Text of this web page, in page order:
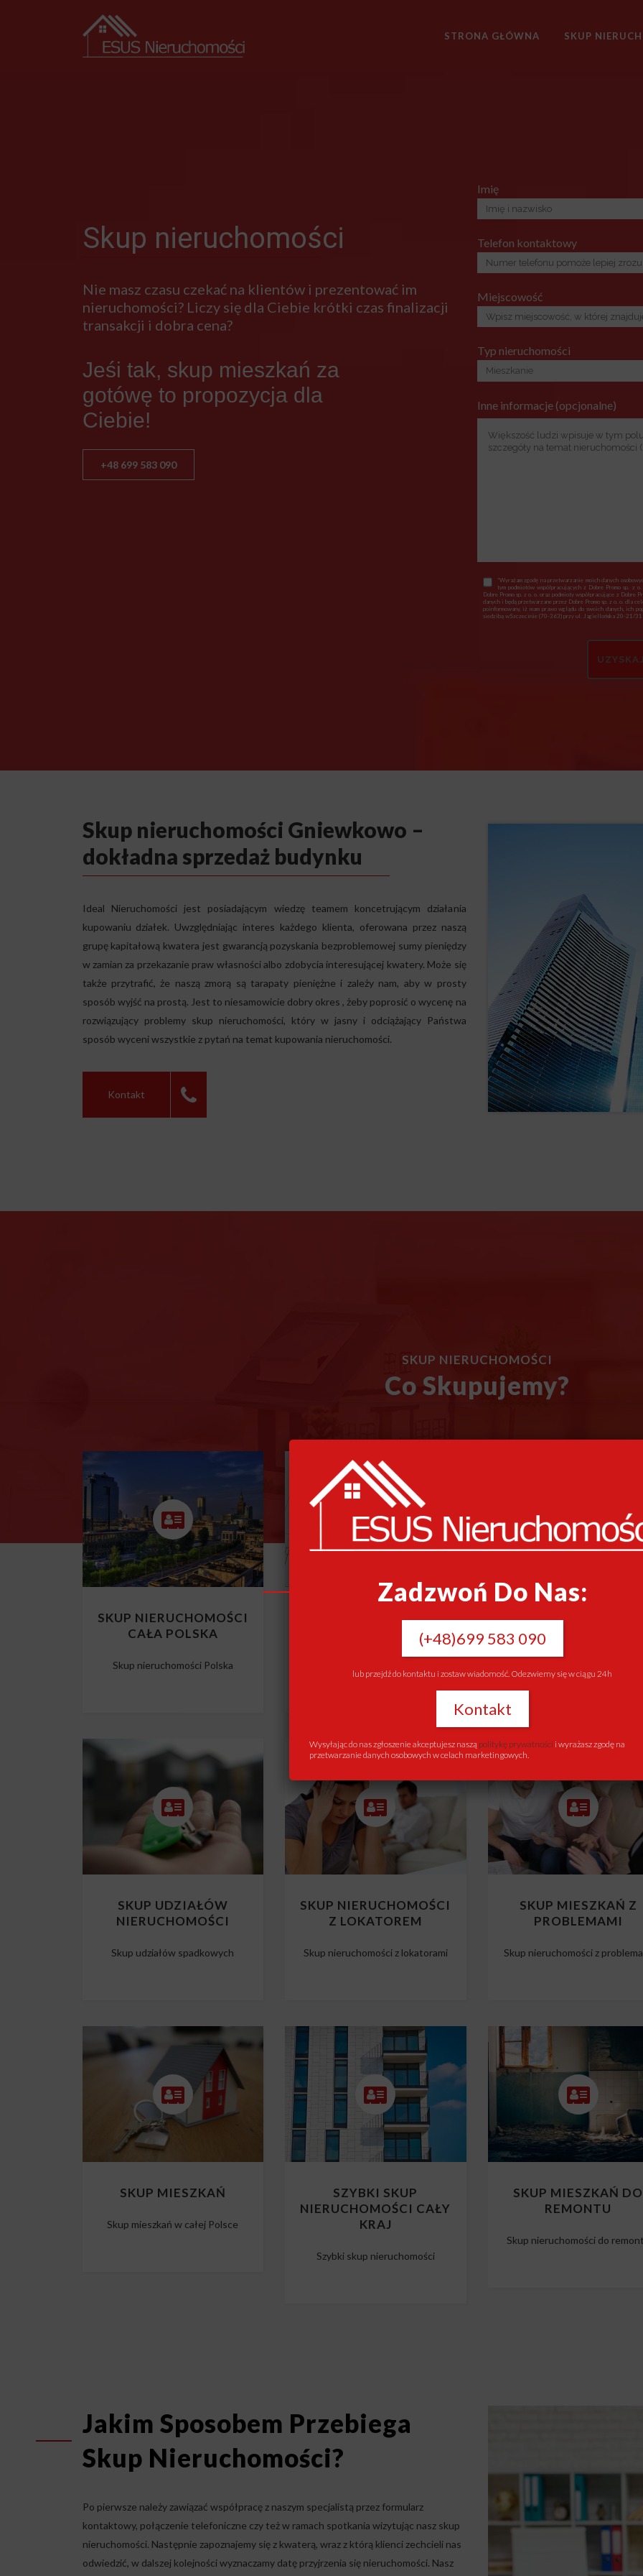
STRONA GŁÓWNA SKUP
Skup nieruchomości
Nie masz czasu czekać na klientów i prezentować im
nieruchomości? Liczy się dla Ciebie krótki czas finalizacji
transakcji i dobra cena?
Jeśi tak, skup mieszkań za
gotówę to propozycja dla
Ciebie!
+48 699 583 090
Imię
Telefon kontaktowy
Miejscowość
Typ nieruchomości
Inne informacje (opcjonalne)
*Wyrażam zgodę na przetwarzanie moich danych
tym podmiotów współpracujących z Dobre Promo sp. z
Dobre Promo sp. z o. o. oraz podmioty współpracujące z Dobre
danych i będą przetwarzane przez Dobre Promo sp. z o. o. dla
poinformowany, iż mam prawo wglądu do swoich danych, ich
siedzibą wSzczecinie (70-363) przy ul. Jagiellońska 20-21/
Skup nieruchomości Gniewkowo –
dokładna sprzedaż budynku
Ideal Nieruchomości jest posiadającym wiedzę teamem koncetrującym działania
kupowaniu działek. Uwzględniając interes każdego klienta, oferowana przez naszą
grupę kapitałową kwatera jest gwarancją pozyskania bezproblemowej sumy pieniędzy
w zamian za przekazanie praw własności albo zdobycia interesującej kwatery. Może się
także przytrafić, że naszą zmorą są tarapaty pieniężne i zależy nam, aby w prosty
sposób wyjść na prostą. Jest to niesamowicie dobry okres , żeby poprosić o wycenę na
rozwiązujący problemy skup nieruchomości, który w jasny i odciążający Państwa
sposób wyceni wszystkie z pytań na temat kupowania nieruchomości.
Kontakt
SKUP NIERUCHOMOŚCI
Co Skupujemy?
SKUP NIERUCHOMOŚCI
CAŁA POLSKA
Skup nieruchomości Polska
SKUP NIERUCHOMOŚCI
SKUP
Z KOMORNIKIEM
SKUP UDZIAŁÓW
NIERUCHOMOŚCI
Skup udziałów spadkowych
SKUP NIERUCHOMOŚCI
Z LOKATOREM
Skup nieruchomości z lokatorami
SKUP MIESZKAŃ Z
PROBLEMAMI
Skup nieruchomości z
SKUP MIESZKAŃ
Skup mieszkań w całej Polsce
SZYBKI SKUP
NIERUCHOMOŚCI CAŁY
KRAJ
Szybki skup nieruchomości
SKUP MIESZKAŃ DO
REMONTU
Skup nieruchomości do
Jakim Sposobem Przebiega
Skup Nieruchomości?
Po pierwsze należy zawiązać współpracę z naszym specjalistą przez formularz
kontaktowy, połączenie telefoniczne czy też w ramach spotkania wizytując nasz skup
nieruchomości. Następnie zapoznajemy się z kwaterą, wraz z którą klienci zechcieli nas
odwiedzić, w dalszej kolejności wyznaczamy datę przyjrzenia się nieruchomości. Nasz
Zadzwoń Do Nas:
(+48)699 583 090
lub przejdź do kontaktu i zostaw wiadomość. Odezwiemy się w ciągu 24h
Kontakt
Wysyłając do nas zgłoszenie akceptujesz naszą politykę prywatności i wyrażasz zgodę na
przetwarzanie danych osobowych w celach marketingowych.